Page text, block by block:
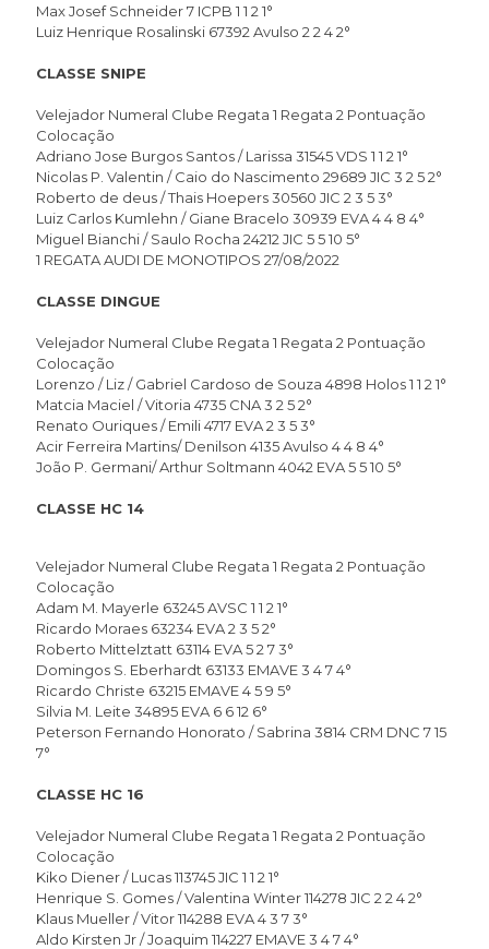
Max Josef Schneider 7 ICPB 1 1 2 1°
Luiz Henrique Rosalinski 67392 Avulso 2 2 4 2°
CLASSE SNIPE
Velejador Numeral Clube Regata 1 Regata 2 Pontuação
Colocação
Adriano Jose Burgos Santos / Larissa 31545 VDS 1 1 2 1°
Nicolas P. Valentin / Caio do Nascimento 29689 JIC 3 2 5 2°
Roberto de deus / Thais Hoepers 30560 JIC 2 3 5 3°
Luiz Carlos Kumlehn / Giane Bracelo 30939 EVA 4 4 8 4°
Miguel Bianchi / Saulo Rocha 24212 JIC 5 5 10 5°
1 REGATA AUDI DE MONOTIPOS 27/08/2022
CLASSE DINGUE
Velejador Numeral Clube Regata 1 Regata 2 Pontuação
Colocação
Lorenzo / Liz / Gabriel Cardoso de Souza 4898 Holos 1 1 2 1°
Matcia Maciel / Vitoria 4735 CNA 3 2 5 2°
Renato Ouriques / Emili 4717 EVA 2 3 5 3°
Acir Ferreira Martins/ Denilson 4135 Avulso 4 4 8 4°
João P. Germani/ Arthur Soltmann 4042 EVA 5 5 10 5°
CLASSE HC 14
Velejador Numeral Clube Regata 1 Regata 2 Pontuação
Colocação
Adam M. Mayerle 63245 AVSC 1 1 2 1°
Ricardo Moraes 63234 EVA 2 3 5 2°
Roberto Mittelztatt 63114 EVA 5 2 7 3°
Domingos S. Eberhardt 63133 EMAVE 3 4 7 4°
Ricardo Christe 63215 EMAVE 4 5 9 5°
Silvia M. Leite 34895 EVA 6 6 12 6°
Peterson Fernando Honorato / Sabrina 3814 CRM DNC 7 15
7°
CLASSE HC 16
Velejador Numeral Clube Regata 1 Regata 2 Pontuação
Colocação
Kiko Diener / Lucas 113745 JIC 1 1 2 1°
Henrique S. Gomes / Valentina Winter 114278 JIC 2 2 4 2°
Klaus Mueller / Vitor 114288 EVA 4 3 7 3°
Aldo Kirsten Jr / Joaquim 114227 EMAVE 3 4 7 4°